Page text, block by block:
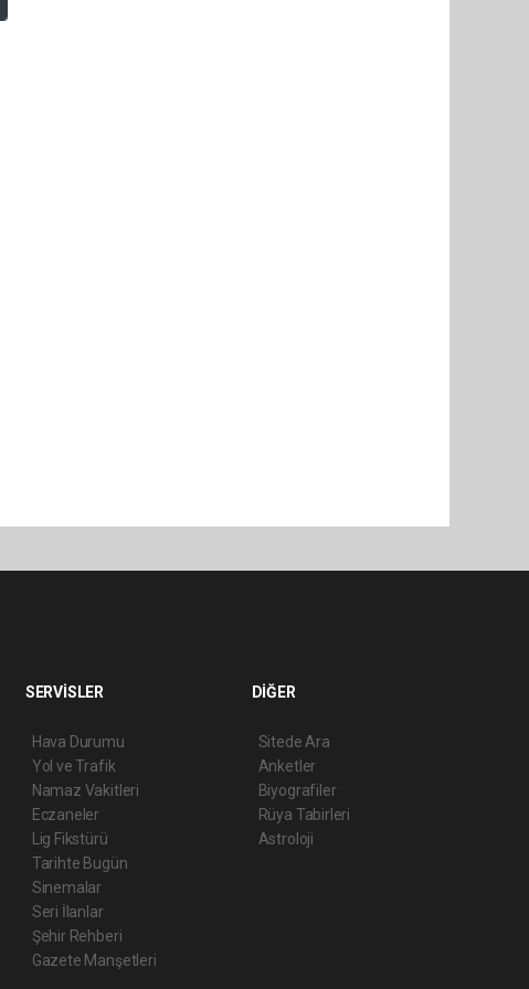
SERVİSLER
Hava Durumu
Yol ve Trafik
Namaz Vakitleri
Eczaneler
Lig Fikstürü
Tarihte Bugün
Sinemalar
Seri İlanlar
Şehir Rehberi
Gazete Manşetleri
DİĞER
Sitede Ara
Anketler
Biyografiler
Rüya Tabirleri
Astroloji